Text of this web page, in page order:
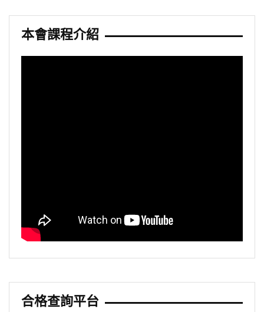
本會課程介紹
合格查詢平台